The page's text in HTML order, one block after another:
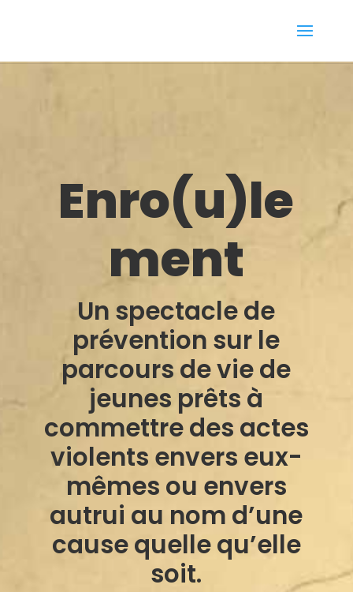
Enro(u)le
ment
Un spectacle de
prévention sur le
parcours de vie de
jeunes prêts à
commettre des actes
violents envers eux-
mêmes ou envers
autrui au nom d’une
cause quelle qu’elle
soit.